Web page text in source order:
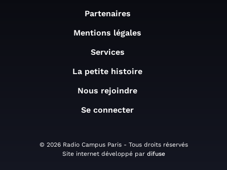
Partenaires
Mentions légales
Services
La petite histoire
Nous rejoindre
Se connecter
© 2026 Radio Campus Paris - Tous droits réservés
Site internet développé par difuse